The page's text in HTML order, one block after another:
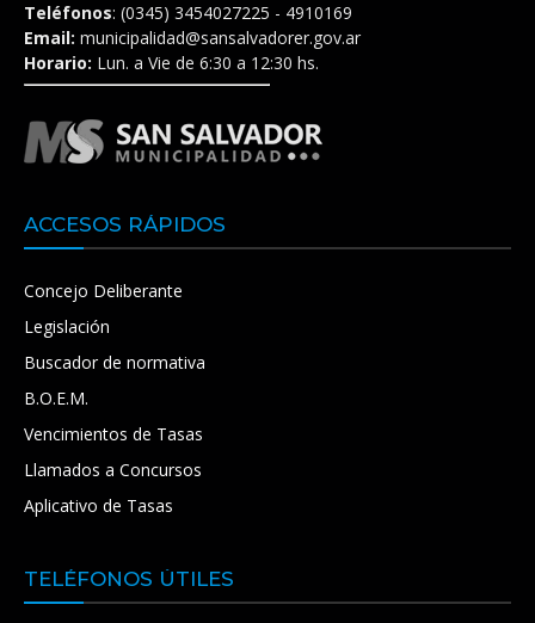
Teléfonos: (0345) 3454027225 - 4910169
Email: municipalidad@sansalvadorer.gov.ar
Horario: Lun. a Vie de 6:30 a 12:30 hs.
ACCESOS RÁPIDOS
Concejo Deliberante
Legislación
Buscador de normativa
B.O.E.M.
Vencimientos de Tasas
Llamados a Concursos
Aplicativo de Tasas
TELÉFONOS ÚTILES